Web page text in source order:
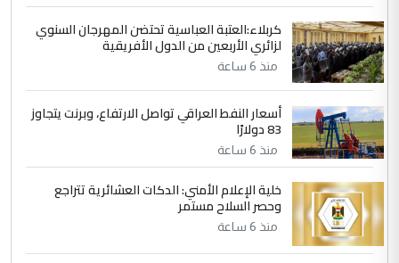
كربلاء:العتبة العباسية تحتضن المهرجان السنوي
لزائري الأربعين من الدول الأفريقية
منذ 6 ساعة
أسعار النفط العراقي تواصل الارتفاع، وبرنت يتجاوز
83 دولارًا
منذ 6 ساعة
خلية الإعلام الأمني: الدكات العشائرية تتراجع
وحصر السلاح مستمر
منذ 6 ساعة